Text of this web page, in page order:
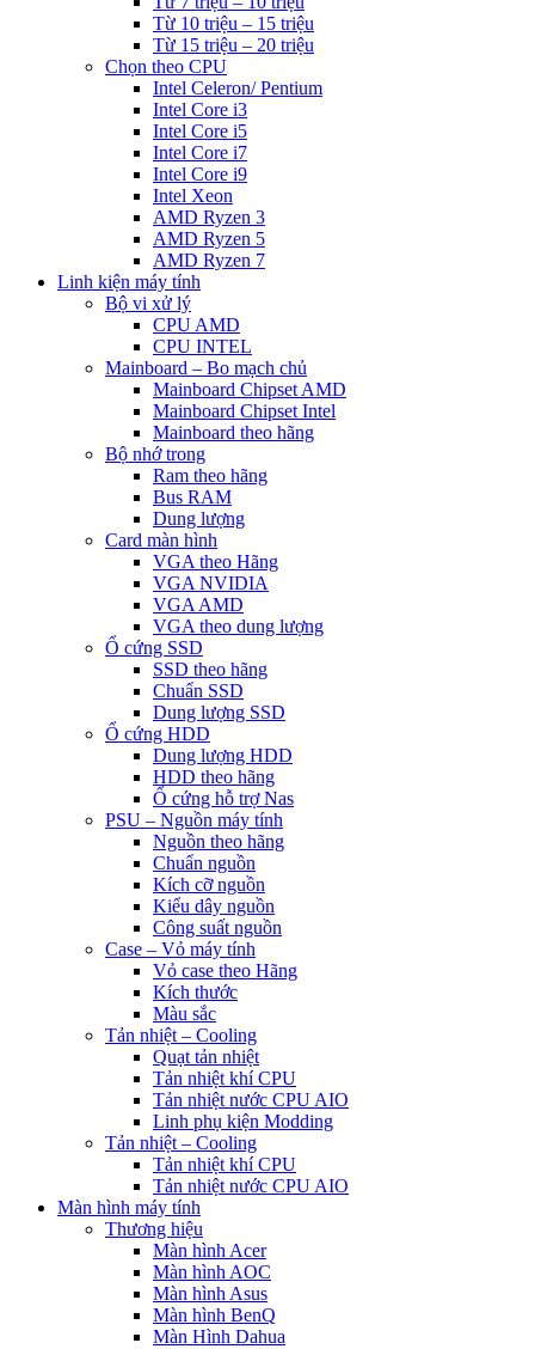
Từ 10 triệu – 15 triệu
Từ 15 triệu – 20 triệu
Chọn theo CPU
Intel Celeron/ Pentium
Intel Core i3
Intel Core i5
Intel Core i7
Intel Core i9
Intel Xeon
AMD Ryzen 3
AMD Ryzen 5
AMD Ryzen 7
Linh kiện máy tính
Bộ vi xử lý
CPU AMD
CPU INTEL
Mainboard – Bo mạch chủ
Mainboard Chipset AMD
Mainboard Chipset Intel
Mainboard theo hãng
Bộ nhớ trong
Ram theo hãng
Bus RAM
Dung lượng
Card màn hình
VGA theo Hãng
VGA NVIDIA
VGA AMD
VGA theo dung lượng
Ổ cứng SSD
SSD theo hãng
Chuẩn SSD
Dung lượng SSD
Ổ cứng HDD
Dung lượng HDD
HDD theo hãng
Ổ cứng hỗ trợ Nas
PSU – Nguồn máy tính
Nguồn theo hãng
Chuẩn nguồn
Kích cỡ nguồn
Kiểu dây nguồn
Công suất nguồn
Case – Vỏ máy tính
Vỏ case theo Hãng
Kích thước
Màu sắc
Tản nhiệt – Cooling
Quạt tản nhiệt
Tản nhiệt khí CPU
Tản nhiệt nước CPU AIO
Linh phụ kiện Modding
Tản nhiệt – Cooling
Tản nhiệt khí CPU
Tản nhiệt nước CPU AIO
Màn hình máy tính
Thương hiệu
Màn hình Acer
Màn hình AOC
Màn hình Asus
Màn hình BenQ
Màn Hình Dahua